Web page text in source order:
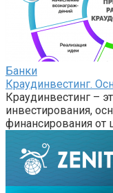
Банки
Краудинвестинг.
Краудинвестинг –
инвестирования,
финансирования